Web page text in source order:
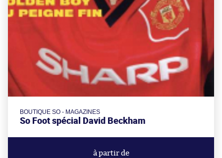
BOUTIQUE SO - MAGAZINES
So Foot spécial David Beckham
à partir de